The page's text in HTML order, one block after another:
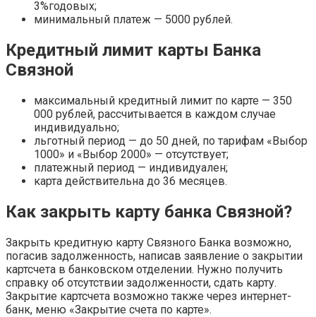
3%годовых;
минимальный платеж — 5000 рублей.
Кредитный лимит карты Банка
Связной
максимальный кредитный лимит по карте — 350
000 рублей, рассчитывается в каждом случае
индивидуально;
льготный период — до 50 дней, по тарифам «Выбор
1000» и «Выбор 2000» — отсутствует;
платежный период — индивидуален;
карта действительна до 36 месяцев.
Как закрыть карту банка Связной?
Закрыть кредитную карту Связного Банка возможно,
погасив задолженность, написав заявление о закрытии
картсчета в банковском отделении. Нужно получить
справку об отсутствии задолженности, сдать карту.
Закрытие картсчета возможно также через интернет-
банк, меню «Закрытие счета по карте».